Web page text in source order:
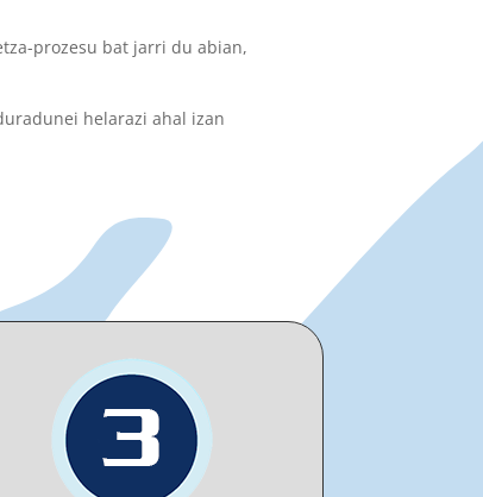
prozesu bat jarri du abian,
helarazi ahal izan